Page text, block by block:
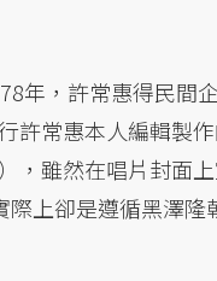
年，許常惠得民間
行許常惠本人編輯
，雖然在唱片封面
際上卻是遵循黑澤